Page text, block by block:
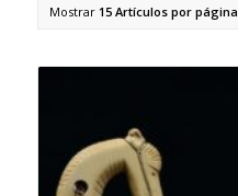
Mostrar 15 Artículos por página